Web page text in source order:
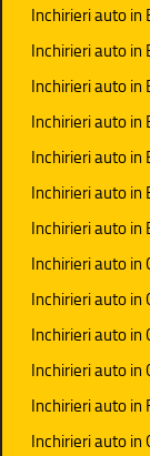
Inchirieri auto in
Inchirieri auto in
Inchirieri auto in
Inchirieri auto in
Inchirieri auto in
Inchirieri auto in
Inchirieri auto in
Inchirieri auto in
Inchirieri auto in
Inchirieri auto in
Inchirieri auto in
Inchirieri auto in
Inchirieri auto in